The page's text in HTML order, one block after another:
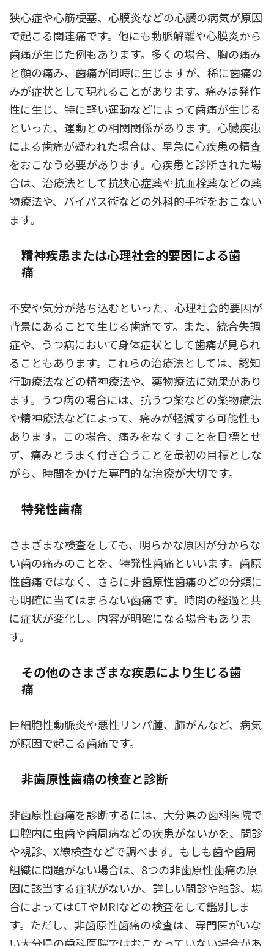
狭心症や心筋梗塞、心膜炎などの心臓の病気が原因
で起こる関連痛です。他にも動脈解離や心膜炎から
歯痛が生じた例もあります。多くの場合、胸の痛み
と顔の痛み、歯痛が同時に生じますが、稀に歯痛の
みが症状として現れることがあります。痛みは発作
性に生じ、特に軽い運動などによって歯痛が生じる
といった、運動との相関関係があります。心臓疾患
による歯痛が疑われた場合は、早急に心疾患の精査
をおこなう必要があります。心疾患と診断された場
合は、治療法として抗狭心症薬や抗血栓薬などの薬
物療法や、バイパス術などの外科的手術をおこない
ます。
精神疾患または心理社会的要因による歯
痛
不安や気分が落ち込むといった、心理社会的要因が
背景にあることで生じる歯痛です。また、統合失調
症や、うつ病において身体症状として歯痛が見られ
ることもあります。これらの治療法としては、認知
行動療法などの精神療法や、薬物療法に効果があり
ます。うつ病の場合には、抗うつ薬などの薬物療法
や精神療法などによって、痛みが軽減する可能性も
あります。この場合、痛みをなくすことを目標とせ
ず、痛みとうまく付き合うことを最初の目標としな
がら、時間をかけた専門的な治療が大切です。
特発性歯痛
さまざまな検査をしても、明らかな原因が分からな
い歯の痛みのことを、特発性歯痛といいます。歯原
性歯痛ではなく、さらに非歯原性歯痛のどの分類に
も明確に当てはまらない歯痛です。時間の経過と共
に症状が変化し、内容が明確になる場合もありま
す。
その他のさまざまな疾患により生じる歯
痛
巨細胞性動脈炎や悪性リンパ腫、肺がんなど、病気
が原因で起こる歯痛です。
非歯原性歯痛の検査と診断
非歯原性歯痛を診断するには、大分県の歯科医院で
口腔内に虫歯や歯周病などの疾患がないかを、問診
や視診、X線検査などで調べます。もしも歯や歯周
組織に問題がない場合は、8つの非歯原性歯痛の原
因に該当する症状がないか、詳しい問診や触診、場
合によってはCTやMRIなどの検査をして鑑別しま
す。ただし、非歯原性歯痛の検査は、専門医がいな